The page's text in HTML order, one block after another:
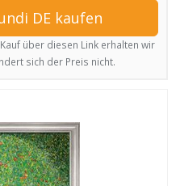
DE kaufen
über diesen Link erhalten wir
sich der Preis nicht.